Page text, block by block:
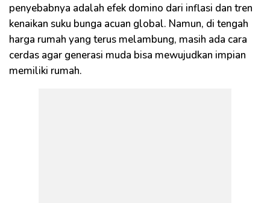
penyebabnya adalah efek domino dari inflasi dan tren
kenaikan suku bunga acuan global. Namun, di tengah
harga rumah yang terus melambung, masih ada cara
cerdas agar generasi muda bisa mewujudkan impian
memiliki rumah.